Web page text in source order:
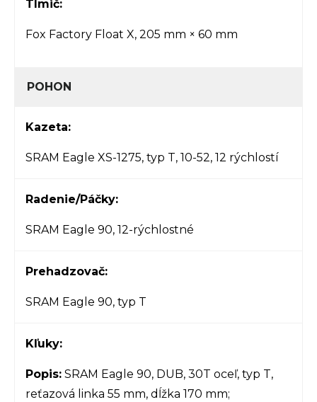
Tlmič:
Fox Factory Float X, 205 mm × 60 mm
POHON
Kazeta:
SRAM Eagle XS-1275, typ T, 10-52, 12 rýchlostí
Radenie/Páčky:
SRAM Eagle 90, 12-rýchlostné
Prehadzovač:
SRAM Eagle 90, typ T
Kľuky:
Popis: SRAM Eagle 90, DUB, 30T oceľ, typ T,
reťazová linka 55 mm, dĺžka 170 mm;